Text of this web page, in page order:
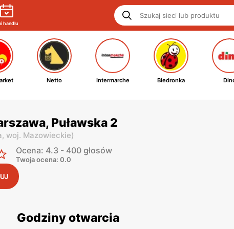
handlu
Netto Intermarche Biedronka
Puławska 2
woj. Mazowieckie)
Ocena: 4.3 - 400 głosów
Twoja ocena: 0.0
Godziny otwarcia